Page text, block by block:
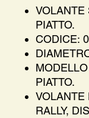
VOLANTE
PIATTO.
CODICE:
PIATTO.
VOLANTE
RALLY,